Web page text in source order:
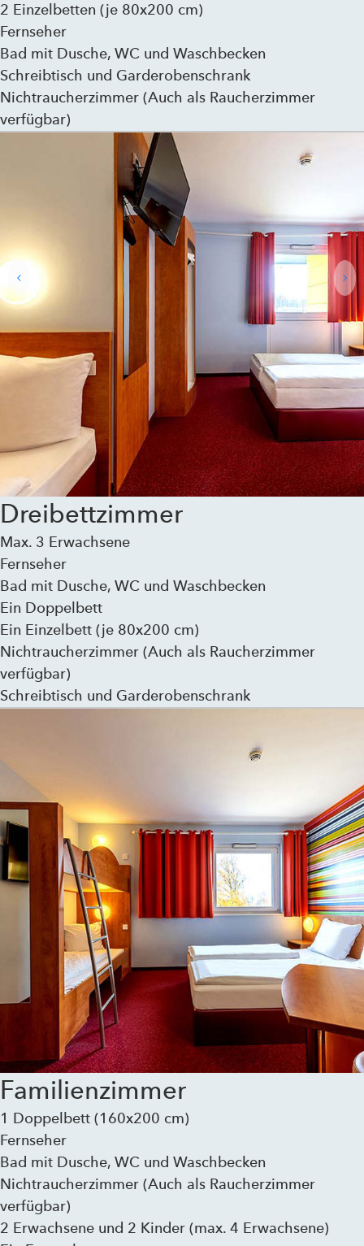
2 Einzelbetten (je 80x200 cm)
Fernseher
Bad mit Dusche, WC und Waschbecken
Schreibtisch und Garderobenschrank
Nichtraucherzimmer (Auch als Raucherzimmer
verfügbar)
Dreibettzimmer
Max. 3 Erwachsene
Fernseher
Bad mit Dusche, WC und Waschbecken
Ein Doppelbett
Ein Einzelbett (je 80x200 cm)
Nichtraucherzimmer (Auch als Raucherzimmer
verfügbar)
Schreibtisch und Garderobenschrank
Familienzimmer
1 Doppelbett (160x200 cm)
Fernseher
Bad mit Dusche, WC und Waschbecken
Nichtraucherzimmer (Auch als Raucherzimmer
verfügbar)
2 Erwachsene und 2 Kinder (max. 4 Erwachsene)